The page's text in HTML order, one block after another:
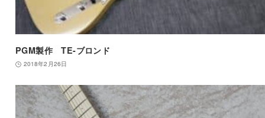
PGM製作 TE-ブロンド
2018年2月26日